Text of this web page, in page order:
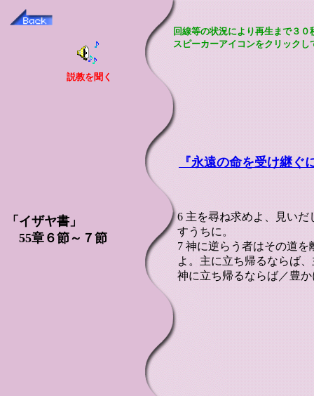
説教を聞く
「イザヤ書」
55章６節～７節
6 主を尋ね求めよ、見い
すうちに。
7 神に逆らう者はその道
よ。主に立ち帰るならば
神に立ち帰るならば／豊
回線等の状況により再生まで３
スピーカーアイコンをクリック
『永遠の命を受け継ぐ